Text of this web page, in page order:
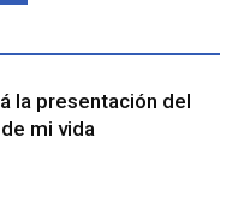
la presentación del
mi vida